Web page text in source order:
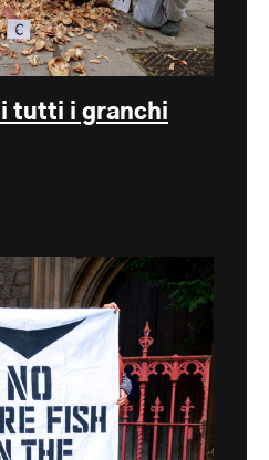
tutti i granchi